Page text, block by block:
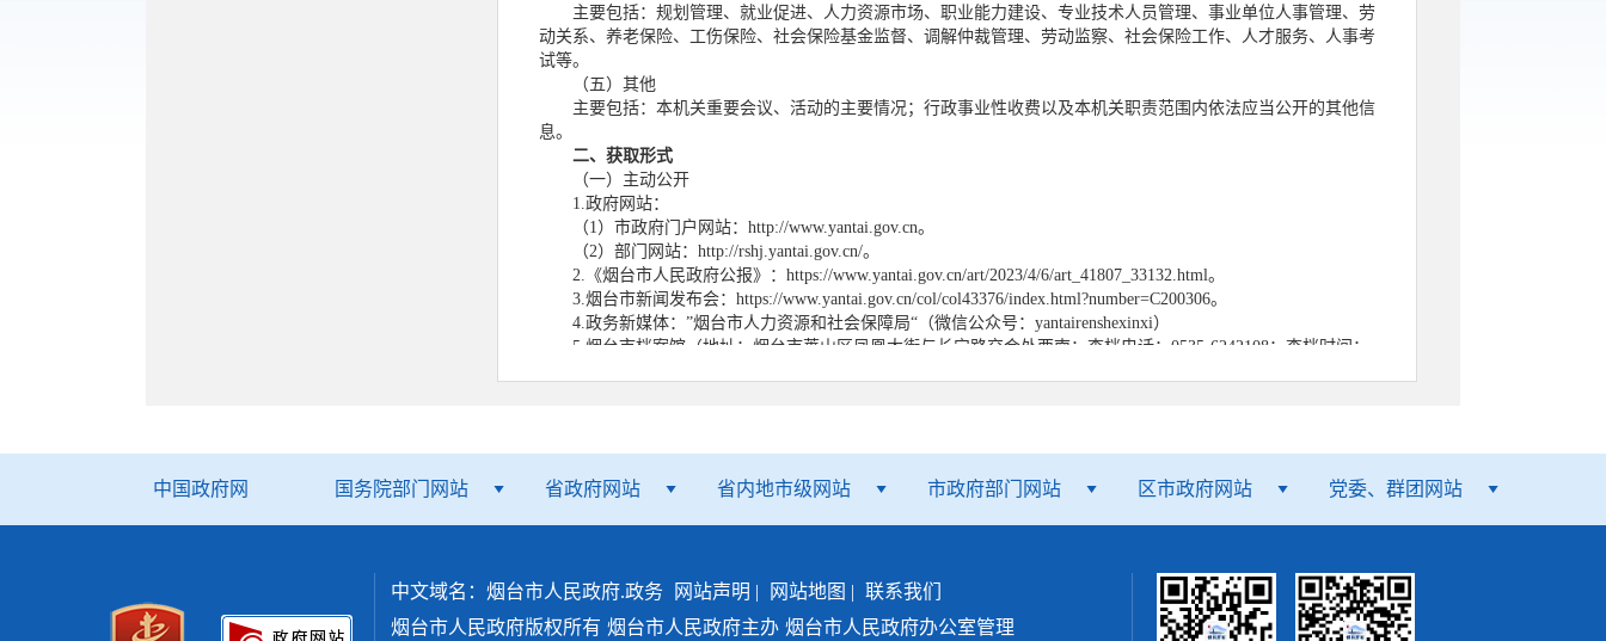
主要包括：规划管理、就业促进、人力资源市场、职业能力建设、专业技术人员管理、事业单位人事管理、劳
动关系、养老保险、工伤保险、社会保险基金监督、调解仲裁管理、劳动监察、社会保险工作、人才服务、人事考
试等。
（五）其他
主要包括：本机关重要会议、活动的主要情况；行政事业性收费以及本机关职责范围内依法应当公开的其他信
息。
二、获取形式
（一）主动公开
1.政府网站：
（1）市政府门户网站：http://www.yantai.gov.cn。
（2）部门网站：http://rshj.yantai.gov.cn/。
2.《烟台市人民政府公报》：https://www.yantai.gov.cn/art/2023/4/6/art_41807_33132.html。
3.烟台市新闻发布会：https://www.yantai.gov.cn/col/col43376/index.html?number=C200306。
4.政务新媒体：”烟台市人力资源和社会保障局“（微信公众号：yantairenshexinxi）
5.烟台市档案馆（地址：烟台市莱山区凤凰大街与长宁路交会处西南；查档电话：0535-6242108；查档时间：
除本机关主动公开的政府信息外，公民、法人或者其他组织可以根据自身生产、生活、科研等特殊需要，向本
●提出申请
中国政府网 国务院部门网站 省政府网站 省内地市级网站 市政府部门网站 区市政府网站 党委、群团网站
中文域名：烟台市人民政府.政务 网站声明 | 网站地图 | 联系我们
烟台市人民政府版权所有 烟台市人民政府主办 烟台市人民政府办公室管理